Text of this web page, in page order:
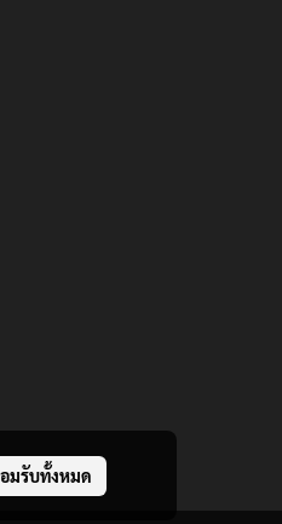
มรับทั้งหมด